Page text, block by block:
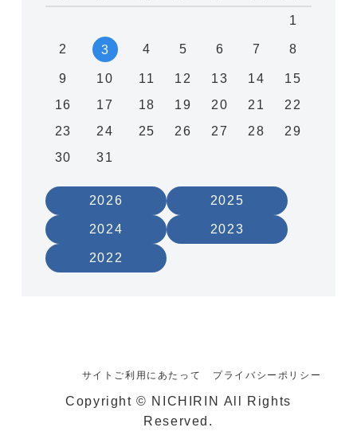
1
2 3 4 5 6 7 8
9 10 11 12 13 14
15
16
17 18 19 20 21
22
23
24 25 26 27 28
29
30
31
2026 2025
2024 2023
2022
プライバシーポリシー
サイトご利用にあたって
Copyright © NICHIRIN All Rights
Reserved.